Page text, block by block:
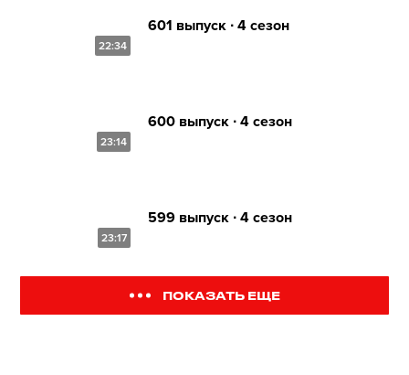
22:34
601 выпуск ∙ 4 сезон
23:14
600 выпуск ∙ 4 сезон
23:17
599 выпуск ∙ 4 сезон
ПОКАЗАТЬ ЕЩЕ